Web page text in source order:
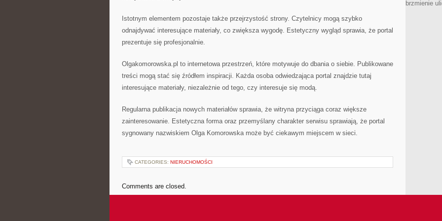
Istotnym elementem pozostaje także przejrzystość strony. Czytelnicy mogą szybko
odnajdywać interesujące materiały, co zwiększa wygodę. Estetyczny wygląd sprawia, że portal
prezentuje się profesjonalnie.
Olgakomorowska.pl to internetowa przestrzeń, które motywuje do dbania o siebie. Publikowane
treści mogą stać się źródłem inspiracji. Każda osoba odwiedzająca portal znajdzie tutaj
interesujące materiały, niezależnie od tego, czy interesuje się modą.
Regularna publikacja nowych materiałów sprawia, że witryna przyciąga coraz większe
zainteresowanie. Estetyczna forma oraz przemyślany charakter serwisu sprawiają, że portal
sygnowany nazwiskiem Olga Komorowska może być ciekawym miejscem w sieci.
CATEGORIES: NIERUCHOMOŚCI
Comments are closed.
brzmienie